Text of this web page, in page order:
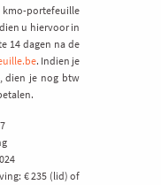
portefeuille
u hiervoor in
14 dagen na de
. Indien je
dien je nog btw
€ 235 (lid) of